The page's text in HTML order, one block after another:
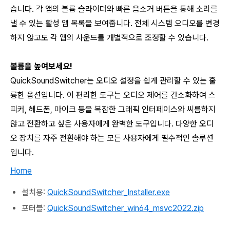
습니다. 각 앱의 볼륨 슬라이더와 빠른 음소거 버튼을 통해 소리를
낼 수 있는 활성 앱 목록을 보여줍니다. 전체 시스템 오디오를 변경
하지 않고도 각 앱의 사운드를 개별적으로 조정할 수 있습니다.
볼륨을 높여보세요!
QuickSoundSwitcher는 오디오 설정을 쉽게 관리할 수 있는 훌
륭한 옵션입니다. 이 편리한 도구는 오디오 제어를 간소화하여 스
피커, 헤드폰, 마이크 등을 복잡한 그래픽 인터페이스와 씨름하지
않고 전환하고 싶은 사용자에게 완벽한 도구입니다. 다양한 오디
오 장치를 자주 전환해야 하는 모든 사용자에게 필수적인 솔루션
입니다.
Home
설치용: QuickSoundSwitcher_Installer.exe
포터블: QuickSoundSwitcher_win64_msvc2022.zip